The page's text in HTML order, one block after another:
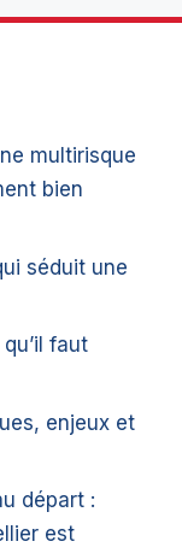
multirisque
bien
séduit une
faut
enjeux et
départ :
est